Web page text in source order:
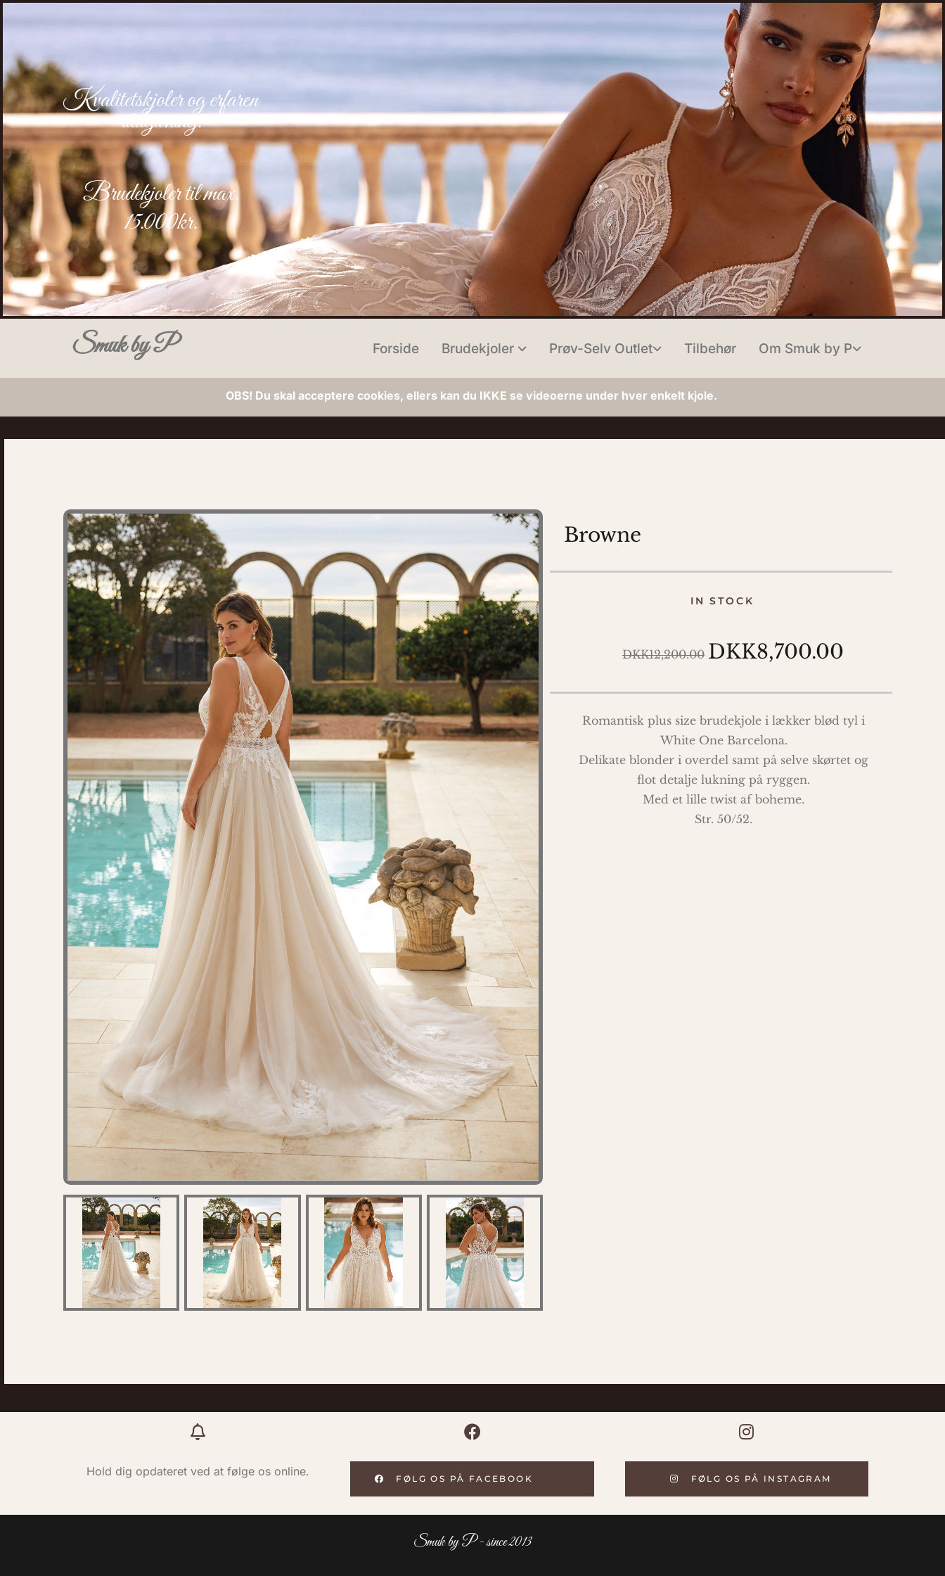
Kvalitetskjoler og erfaren
rådgivning.
Brudekjolertil max.
15.000kr.
Smuk by P Forside Brudekjoler Prøv-Selv Outlet Tilbehør Om Smuk by P
OBS! Du skal acceptere cookies, ellers kan du IKKE se videoerne under hver enkelt kjole.
Browne
IN STOCK
DKK12,200.00 DKK8,700.00
Romantisk plus size brudekjole i lækker blød tyl i
White One Barcelona.
Delikate blonder i overdel samt på selve skørtet og
flot detalje lukning på ryggen.
Med et lille twist af boheme.
Str. 50/52.
Hold dig opdateret ved at følge os online.
FØLG OS PÅ FACEBOOK FØLG OS PÅ INSTAGRAM
Smuk by P - since 2013